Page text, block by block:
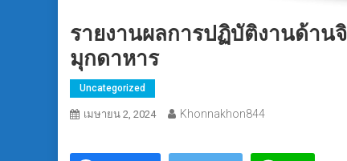
รายงานผลการปฏิบัติงานด้าน
มุกดาหาร
Uncategorized
เมษายน 2, 2024 Khonnakhon844